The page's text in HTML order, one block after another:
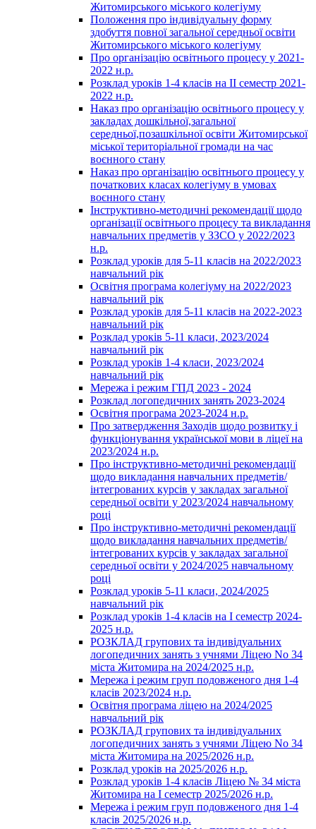
Житомирського міського колегіуму
Положення про індивідуальну форму
здобуття повної загальної середньої освіти
Житомирського міського колегіуму
Про організацію освітнього процесу у 2021-
2022 н.р.
Розклад уроків 1-4 класів на ІІ семестр 2021-
2022 н.р.
Наказ про організацію освітнього процесу у
закладах дошкільної,загальної
середньої,позашкільної освіти Житомирської
міської територіальної громади на час
воєнного стану
Наказ про організацію освітнього процесу у
початкових класах колегіуму в умовах
воєнного стану
Інструктивно-методичні рекомендації щодо
організації освітнього процесу та викладання
навчальних предметів у ЗЗСО у 2022/2023
н.р.
Розклад уроків для 5-11 класів на 2022/2023
навчальний рік
Освітня програма колегіуму на 2022/2023
навчальний рік
Розклад уроків для 5-11 класів на 2022-2023
навчальний рік
Розклад уроків 5-11 класи, 2023/2024
навчальний рік
Розклад уроків 1-4 класи, 2023/2024
навчальний рік
Мережа і режим ГПД 2023 - 2024
Розклад логопедичних занять 2023-2024
Освітня програма 2023-2024 н.р.
Про затвердження Заходів щодо розвитку і
функціонування української мови в ліцеї на
2023/2024 н.р.
Про інструктивно-методичні рекомендації
щодо викладання навчальних предметів/
інтегрованих курсів у закладах загальної
середньої освіти у 2023/2024 навчальному
році
Про інструктивно-методичні рекомендації
щодо викладання навчальних предметів/
інтегрованих курсів у закладах загальної
середньої освіти у 2024/2025 навчальному
році
Розклад уроків 5-11 класи, 2024/2025
навчальний рік
Розклад уроків 1-4 класів на І семестр 2024-
2025 н.р.
РОЗКЛАД групових та індивідуальних
логопедичних занять з учнями Ліцею No 34
міста Житомира на 2024/2025 н.р.
Мережа і режим груп подовженого дня 1-4
класів 2023/2024 н.р.
Освітня програма ліцею на 2024/2025
навчальний рік
РОЗКЛАД групових та індивідуальних
логопедичних занять з учнями Ліцею No 34
міста Житомира на 2025/2026 н.р.
Розклад уроків на 2025/2026 н.р.
Розклад уроків 1-4 класів Ліцею № 34 міста
Житомира на І семестр 2025/2026 н.р.
Мережа і режим груп подовженого дня 1-4
класів 2025/2026 н.р.